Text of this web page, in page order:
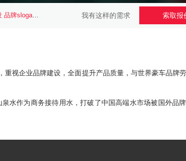
品牌slogan 我有这样的需求 索取报
视企业品牌建设，全面提升产品质量，与世界豪车品牌劳
水作为商务接待用水，打破了中国高端水市场被国外品